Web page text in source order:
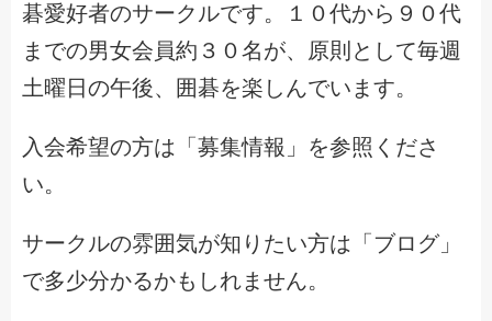
碁愛好者のサークルです。１０代から９０代
までの男女会員約３０名が、原則として毎週
土曜日の午後、囲碁を楽しんでいます。
入会希望の方は「募集情報」を参照くださ
い。
サークルの雰囲気が知りたい方は「ブログ」
で多少分かるかもしれません。